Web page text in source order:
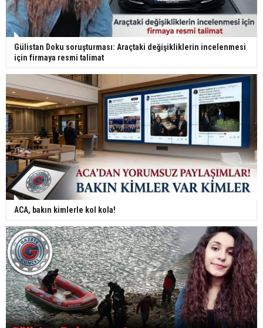
Gülistan Doku soruşturması: Araçtaki değişikliklerin incelenmesi
için firmaya resmi talimat
ACA, bakın kimlerle kol kola!